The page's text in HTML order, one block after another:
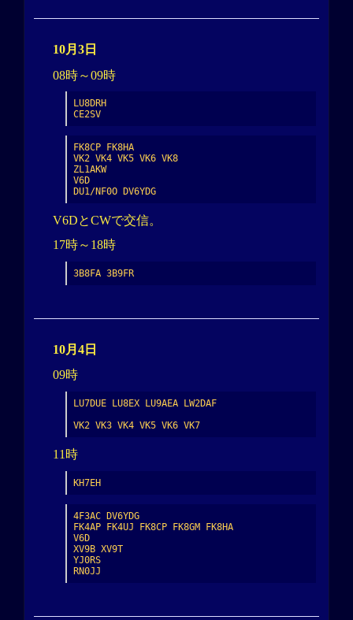
10月3日
08時～09時
LU8DRH
CE2SV
FK8CP FK8HA
VK2 VK4 VK5 VK6 VK8
ZL1AKW
V6D
DU1/NF0O DV6YDG
V6DとCWで交信。
17時～18時
3B8FA 3B9FR
10月4日
09時
LU7DUE LU8EX LU9AEA LW2DAF
VK2 VK3 VK4 VK5 VK6 VK7
11時
KH7EH
4F3AC DV6YDG
FK4AP FK4UJ FK8CP FK8GM FK8HA
V6D
XV9B XV9T
YJ0RS
RN0JJ